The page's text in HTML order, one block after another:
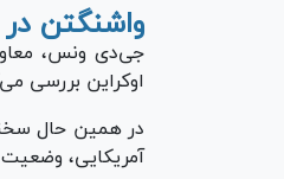
واشنگتن
جی‌دی ونس،
اوکراین بررسی
در همین حال
آمریکایی، وضعیت